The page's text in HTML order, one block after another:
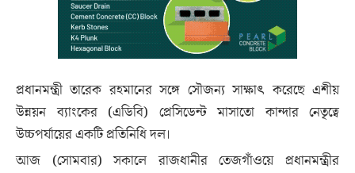
প্রধানমন্ত্রী তারেক রহমানের সঙ্গে সৌজন্য সাক্ষাৎ করেছে এশীয়
উন্নয়ন ব্যাংকের (এডিবি) প্রেসিডেন্ট মাসাতো কান্দার নেতৃত্বে
উচ্চপর্যায়ের একটি প্রতিনিধি দল।
আজ (সোমবার) সকালে রাজধানীর তেজগাঁওয়ে প্রধানমন্ত্রীর